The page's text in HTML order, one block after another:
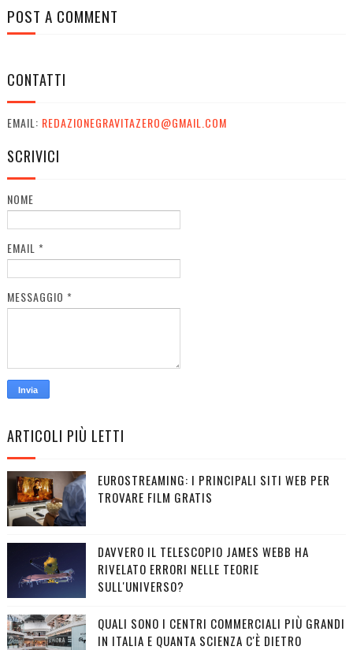
POST A COMMENT
CONTATTI
EMAIL: REDAZIONEGRAVITAZERO@GMAIL.COM
SCRIVICI
NOME
EMAIL *
MESSAGGIO *
ARTICOLI PIÙ LETTI
EUROSTREAMING: I PRINCIPALI SITI WEB PER
TROVARE FILM GRATIS
DAVVERO IL TELESCOPIO JAMES WEBB HA
RIVELATO ERRORI NELLE TEORIE
SULL'UNIVERSO?
QUALI SONO I CENTRI COMMERCIALI PIÙ GRANDI
IN ITALIA E QUANTA SCIENZA C'È DIETRO